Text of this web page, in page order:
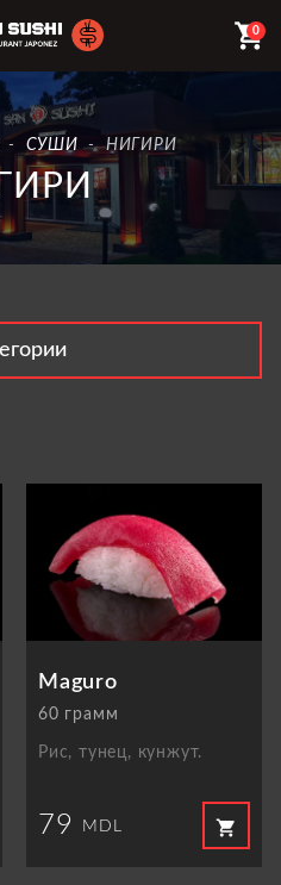
0
shopping_cart
- СУШИ - НИГИРИ
Maguro
60 грамм
Рис, тунец, кунжут.
79 MDL shopping_cart